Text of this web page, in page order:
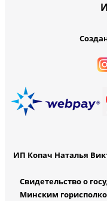
ИП Копач Наталья
Свидетельство о
Минским